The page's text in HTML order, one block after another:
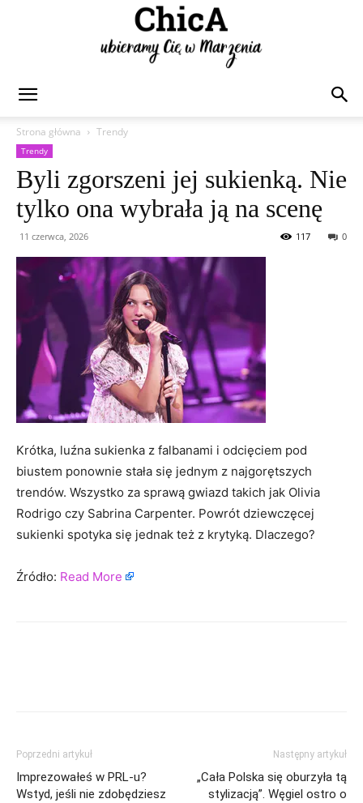
Strona główna
Trendy
Trendy
Byli zgorszeni jej sukienką. Nie
tylko ona wybrała ją na scenę
11 czerwca, 2026 0
117
Krótka, luźna sukienka z falbanami i odcięciem pod
biustem ponownie stała się jednym z najgorętszych
trendów. Wszystko za sprawą gwiazd takich jak Olivia
Rodrigo czy Sabrina Carpenter. Powrót dziewczęcej
sukienki spotyka się jednak też z krytyką. Dlaczego?
Źródło: Read More
Poprzedni artykuł
Imprezowałeś w PRL-u?
Wstyd, jeśli nie zdobędziesz
Następny artykuł
„Cała Polska się oburzyła tą
stylizacją”. Węgiel ostro o